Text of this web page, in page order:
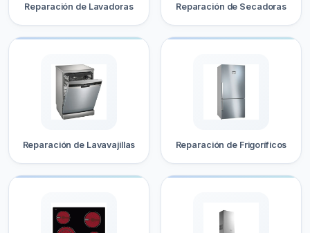
Reparación de Lavadoras Reparación de Secadoras
Reparación de Lavavajillas Reparación de Frigoríficos